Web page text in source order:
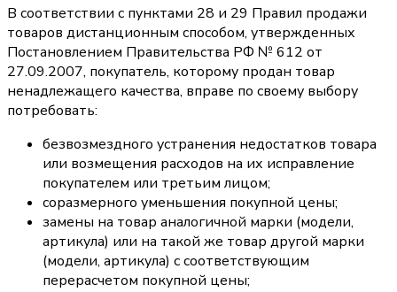
В соответствии с пунктами 28 и 29 Правил продажи
товаров дистанционным способом, утвержденных
Постановлением Правительства РФ № 612 от
27.09.2007, покупатель, которому продан товар
ненадлежащего качества, вправе по своему выбору
потребовать:
безвозмездного устранения недостатков товара
или возмещения расходов на их исправление
покупателем или третьим лицом;
соразмерного уменьшения покупной цены;
замены на товар аналогичной марки (модели,
артикула) или на такой же товар другой марки
(модели, артикула) с соответствующим
перерасчетом покупной цены;